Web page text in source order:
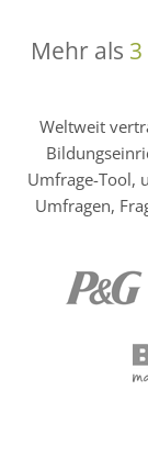
Mehr als
Weltweit
Umfrage-Tool,
Umfragen,